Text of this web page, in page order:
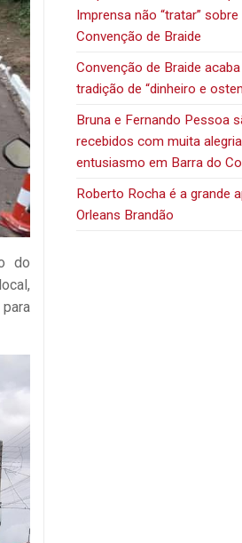
do
Imprensa não “tratar” sobre
Convenção de Braide
Convenção de Braide
tradição de “dinheiro e
Bruna e Fernando Pessoa
recebidos com muita
entusiasmo em Barra do
Roberto Rocha é a grande
Orleans Brandão